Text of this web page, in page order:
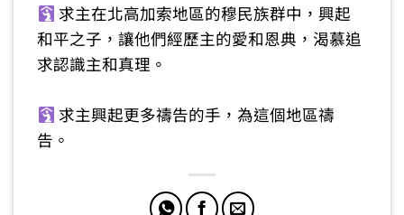
求主在北高加索地區的穆民族群中，興起
和平之子，讓他們經歷主的愛和恩典，渴慕追
求認識主和真理。
求主興起更多禱告的手，為這個地區禱
告。